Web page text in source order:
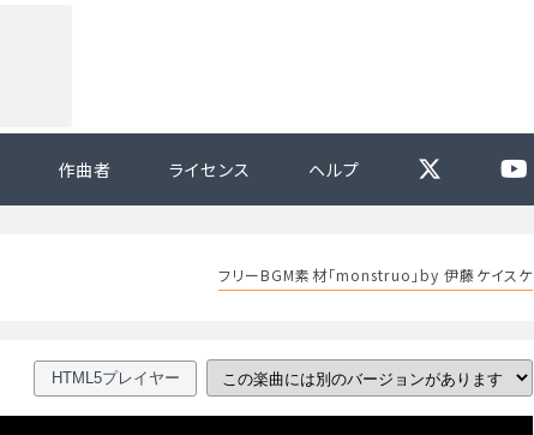
作曲者 ライセンス ヘルプ
フリーBGM素材「monstruo」by 伊藤ケイスケ
HTML5プレイヤー